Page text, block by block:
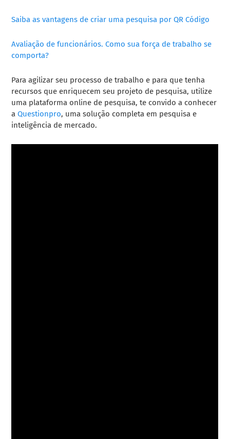
Saiba as vantagens de criar uma pesquisa por QR Código
Avaliação de funcionários. Como sua força de trabalho se
comporta?
Para agilizar seu processo de trabalho e para que tenha
recursos que enriquecem seu projeto de pesquisa, utilize
uma plataforma online de pesquisa, te convido a conhecer
a Questionpro, uma solução completa em pesquisa e
inteligência de mercado.